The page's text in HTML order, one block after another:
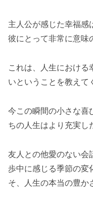
主人公が感じた幸福感
彼にとって非常に意味
これは、人生における
いということを教えて
今この瞬間の小さな喜
ちの人生はより充実し
友人との他愛のない会
歩中に感じる季節の変
そ、人生の本当の豊か